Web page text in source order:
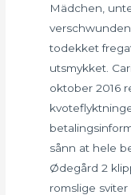
Mädchen,
todekket
utsmykket.
oktober 2016
sånn at hele
Ødegård 2
romslige sviter